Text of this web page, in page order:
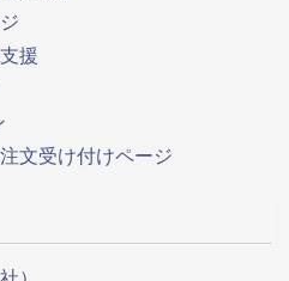
援
文受け付けページ